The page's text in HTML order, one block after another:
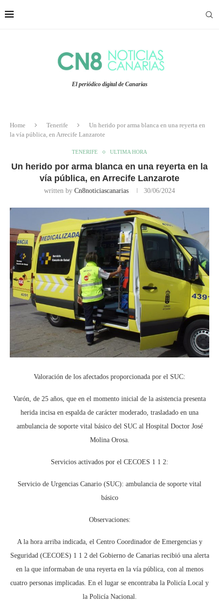
El periódico digital de Canarias
Home Tenerife
Un herido por arma blanca en una reyerta en
la vía pública, en Arrecife Lanzarote
TENERIFE ULTIMA HORA
Un herido por arma blanca en una reyerta en la
vía pública, en Arrecife Lanzarote
written by Cn8noticiascanarias 30/06/2024
Valoración de los afectados proporcionada por el SUC:
Varón, de 25 años, que en el momento inicial de la asistencia presenta
herida incisa en espalda de carácter moderado, trasladado en una
ambulancia de soporte vital básico del SUC al Hospital Doctor José
Molina Orosa.
Servicios activados por el CECOES 1 1 2:
Servicio de Urgencias Canario (SUC): ambulancia de soporte vital
básico
Observaciones:
A la hora arriba indicada, el Centro Coordinador de Emergencias y
Seguridad (CECOES) 1 1 2 del Gobierno de Canarias recibió una alerta
en la que informaban de una reyerta en la vía pública, con al menos
cuatro personas implicadas. En el lugar se encontraba la Policía Local y
la Policía Nacional.